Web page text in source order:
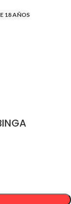
18 AÑOS